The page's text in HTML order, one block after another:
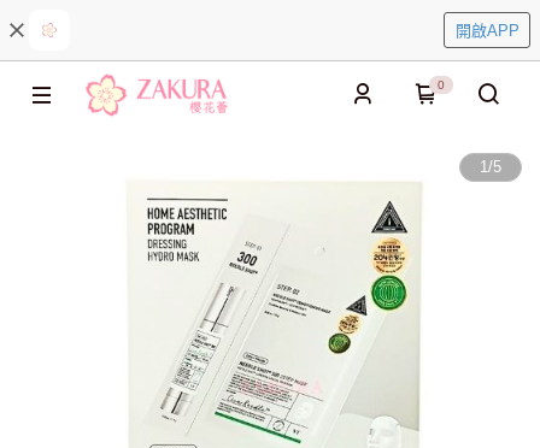
開啟APP
0
1/5